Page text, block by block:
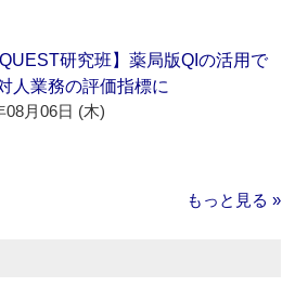
QUEST研究班】薬局版QIの活用で
人業務の評価指標に
08月06日 (木)
もっと見る »